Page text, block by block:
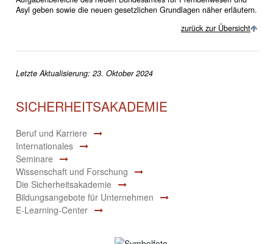
Asyl geben sowie die neuen gesetzlichen Grundlagen näher erläutern.
zurück zur Übersicht
Letzte Aktualisierung: 23. Oktober 2024
SICHERHEITSAKADEMIE
Beruf und Karriere
Internationales
Seminare
Wissenschaft und Forschung
Die Sicherheitsakademie
Bildungsangebote für Unternehmen
E-Learning-Center